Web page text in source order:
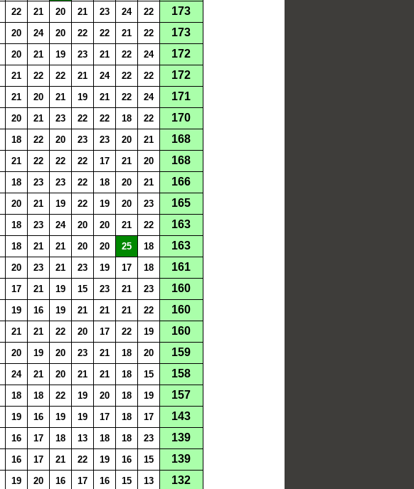
22 21 20 21 23 24 22 173
20 24 20 22 22 21 22 173
20 21 19 23 21 22 24 172
21 22 22 21 24 22 22 172
21 20 21 19 21 22 24 171
20 21 23 22 22 18 22 170
18 22 20 23 23 20 21 168
21 22 22 22 17 21 20 168
18 23 23 22 18 20 21 166
20 21 19 22 19 20 23 165
18 23 24 20 20 21 22 163
18 21 21 20 20 25 18 163
20 23 21 23 19 17 18 161
17 21 19 15 23 21 23 160
19 16 19 21 21 21 22 160
21 21 22 20 17 22 19 160
20 19 20 23 21 18 20 159
24 21 20 21 21 18 15 158
18 18 22 19 20 18 19 157
19 16 19 19 17 18 17 143
16 17 18 13 18 18 23 139
16 17 21 22 19 16 15 139
19 20 16 17 16 15 13 132